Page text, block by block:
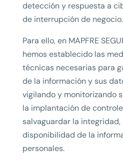
detección y respuesta a
de interrupción de negocio.
Para ello, en MAPFRE
hemos establecido las
técnicas necesarias para
de la información y sus
vigilando y monitorizando
la implantación de
salvaguardar la
disponibilidad de la
personales.